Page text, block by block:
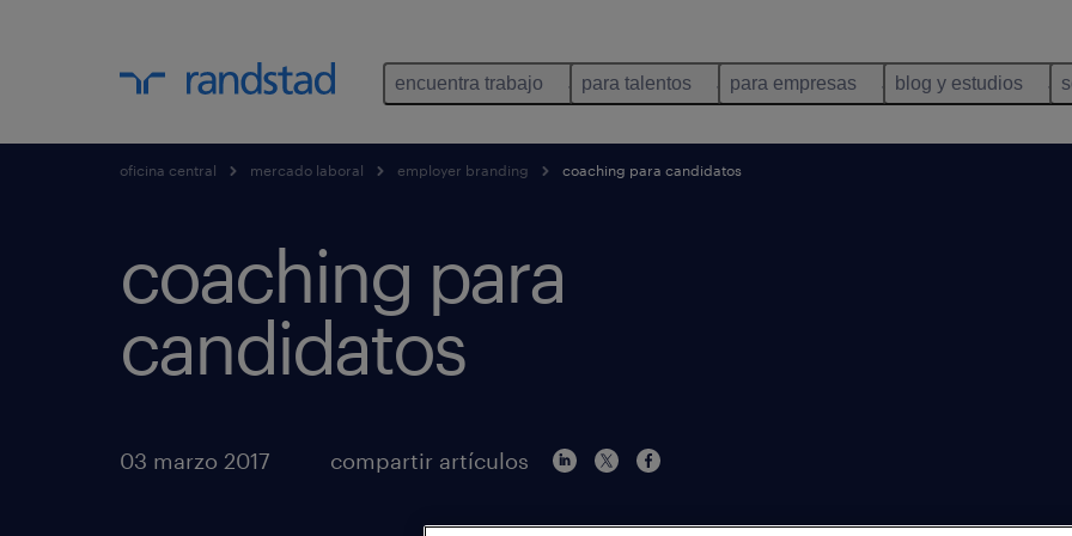
encuentra trabajo para talentos para empresas blog y estudios
oficina central mercado laboral employer branding coaching para candidatos
coaching para
candidatos
03 marzo 2017 compartir artículos